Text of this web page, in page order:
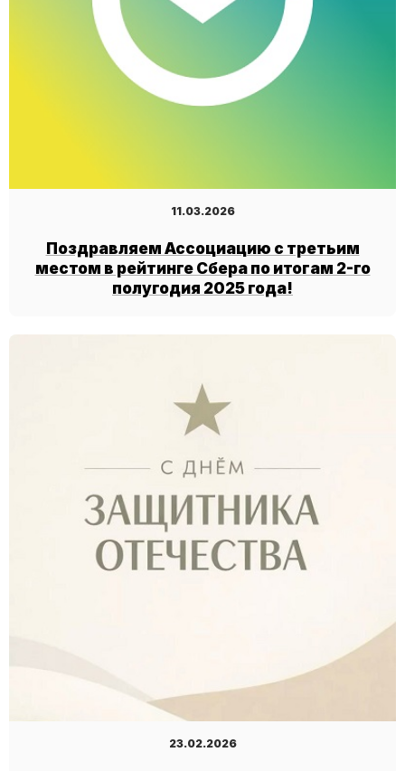
11.03.2026
Поздравляем Ассоциацию с третьим
местом в рейтинге Сбера по итогам 2-го
полугодия 2025 года!
23.02.2026